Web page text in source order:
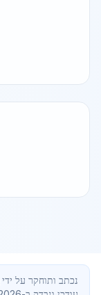
נכתב ותוחקר על ידי